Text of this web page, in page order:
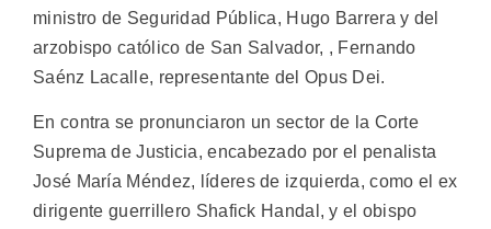
ministro de Seguridad Pública, Hugo Barrera y del
arzobispo católico de San Salvador, , Fernando
Saénz Lacalle, representante del Opus Dei.
En contra se pronunciaron un sector de la Corte
Suprema de Justicia, encabezado por el penalista
José María Méndez, líderes de izquierda, como el ex
dirigente guerrillero Shafick Handal, y el obispo